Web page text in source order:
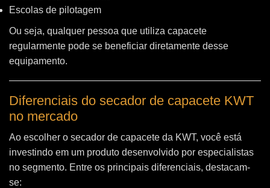
Escolas de pilotagem
Ou seja, qualquer pessoa que utiliza capacete
regularmente pode se beneficiar diretamente desse
equipamento.
Diferenciais do secador de capacete KWT
no mercado
Ao escolher o secador de capacete da KWT, você está
investindo em um produto desenvolvido por especialistas
no segmento. Entre os principais diferenciais, destacam-
se: